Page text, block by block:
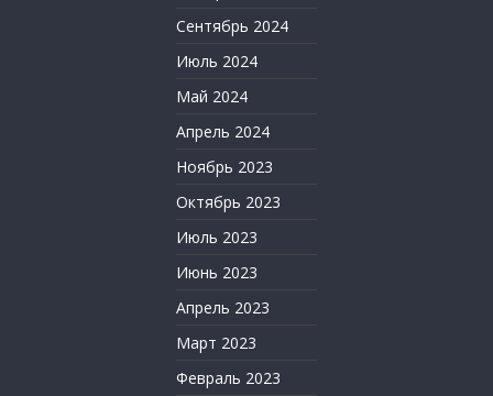
Сентябрь 2024
Июль 2024
Май 2024
Апрель 2024
Ноябрь 2023
Октябрь 2023
Июль 2023
Июнь 2023
Апрель 2023
Март 2023
Февраль 2023